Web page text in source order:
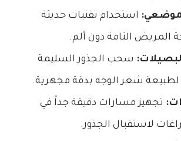
استخدام تقنيات حديثة
المريض التامة دون ألم.
سحب الجذور السليمة
لطبيعة شعر الوجه بدقة مجهرية.
تجهيز مسارات دقيقة جداً في
لاستقبال الجذور.